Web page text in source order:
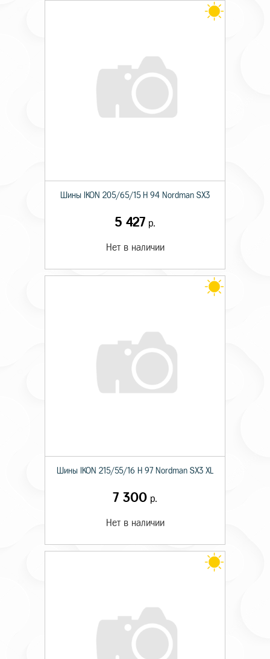
Шины IKON 205/65/15 H 94 Nordman SX3
5 427 р.
Нет в наличии
Шины IKON 215/55/16 H 97 Nordman SX3 XL
7 300 р.
Нет в наличии